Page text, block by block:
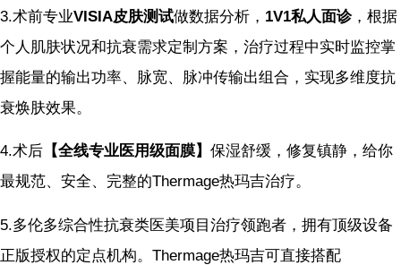
3.术前专业VISIA皮肤测试做数据分析， 1V1私人面诊，根据
个人肌肤状况和抗衰需求定制方案，治疗过程中实时监控掌
握能量的输出功率、脉宽、脉冲传输出组合，实现多维度抗
衰焕肤效果。
4.术后 【全线专业医用级面膜】 保湿舒缓，修复镇静，给你
最规范、安全、完整的Thermage热玛吉治疗。
5.多伦多综合性抗衰类医美项目治疗领跑者，拥有顶级设备
正版授权的定点机构。Thermage热玛吉可直接搭配